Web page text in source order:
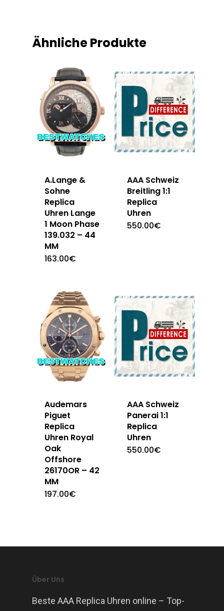
Ähnliche Produkte
A.Lange &
Sohne
Replica
Uhren Lange
1 Moon Phase
139.032 – 44
MM
163.00€
AAA Schweiz
Breitling 1:1
Replica
Uhren
550.00€
Audemars
Piguet
Replica
Uhren Royal
Oak
Offshore
26170OR – 42
MM
197.00€
AAA Schweiz
Panerai 1:1
Replica
Uhren
550.00€
Über Uns
Beste AAA Replica Uhren online – Top-